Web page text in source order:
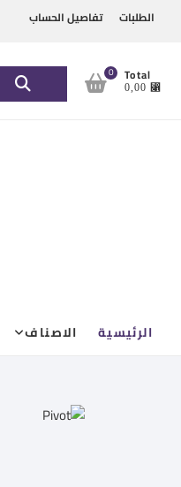
contentالطلبات تفاصيل الحساب
عن:
0 Total
⃁ 0,00
الرئيسية الاصناف